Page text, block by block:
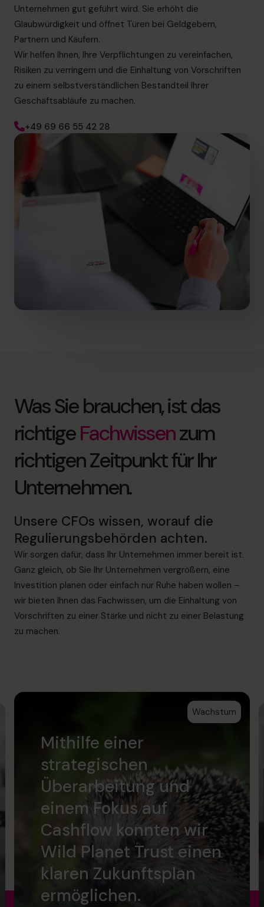
Unternehmen gut geführt wird. Sie erhöht die
Glaubwürdigkeit und öffnet Türen bei Geldgebern,
Partnern und Käufern.
Wir helfen Ihnen, Ihre Verpflichtungen zu vereinfachen,
Risiken zu verringern und die Einhaltung von Vorschriften
zu einem selbstverständlichen Bestandteil Ihrer
Geschäftsabläufe zu machen.
+49 69 66 55 42 28
Was Sie brauchen, ist das
richtigeFachwissenzum
richtigen Zeitpunkt für Ihr
Unternehmen.
Unsere CFOs wissen, worauf die
Regulierungsbehörden achten.
Wir sorgen dafür, dass Ihr Unternehmen immer bereit ist.
Ganz gleich, ob Sie Ihr Unternehmen vergrößern, eine
Investition planen oder einfach nur Ruhe haben wollen –
wir bieten Ihnen das Fachwissen, um die Einhaltung von
Vorschriften zu einer Stärke und nicht zu einer Belastung
zu machen.
Wachstum
Mithilfe einer
strategischen
Überarbeitung und
einem Fokus auf
Cashflow konnten wir
Wild Planet Trust einen
klaren Zukunftsplan
ermöglichen.